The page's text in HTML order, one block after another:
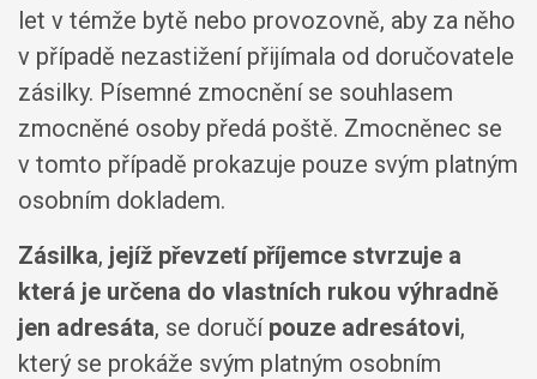
let v témže bytě nebo provozovně, aby za něho
v případě nezastižení přijímala od doručovatele
zásilky. Písemné zmocnění se souhlasem
zmocněné osoby předá poště. Zmocněnec se
v tomto případě prokazuje pouze svým platným
osobním dokladem.
Zásilka, jejíž převzetí příjemce stvrzuje a
která je určena do vlastních rukou výhradně
jen adresáta, se doručí pouze adresátovi,
který se prokáže svým platným osobním